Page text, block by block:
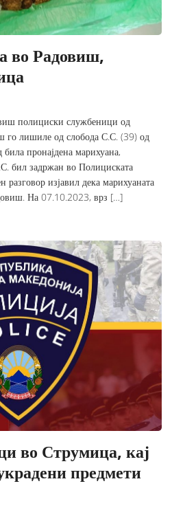
во Радовиш,
полициски службеници од
го лишиле од слобода С.С. (39) од
пронајдена марихуана,
бил задржан во Полициската
изјавил дека марихуаната
На 07.10.2023, врз […]
во Струмица, кај
предмети